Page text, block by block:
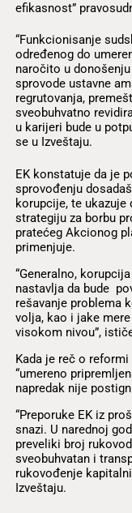
efikasnost”
“Funkcionisanje
određenog do
naročito u
sprovode ustavne
regrutovanja,
sveobuhvatno
u karijeri bude u
se u Izveštaju.
EK konstatuje da je
sprovođenju
korupcije, te
strategiju za borbu
pratećeg Akcionog
primenjuje.
“Generalno,
nastavlja da bude
rešavanje problema
volja, kao i jake
visokom nivou”,
Kada je reč o
“umereno
napredak nije
“Preporuke EK iz
snazi. U narednoj
preveliki broj
sveobuhvatan i
rukovođenje
Izveštaju.